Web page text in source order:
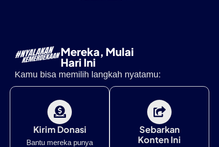
Mereka, Mulai
Hari Ini
Kamu bisa memilih langkah nyatamu:
Kirim Donasi
Bantu mereka punya
Sebarkan
Konten Ini